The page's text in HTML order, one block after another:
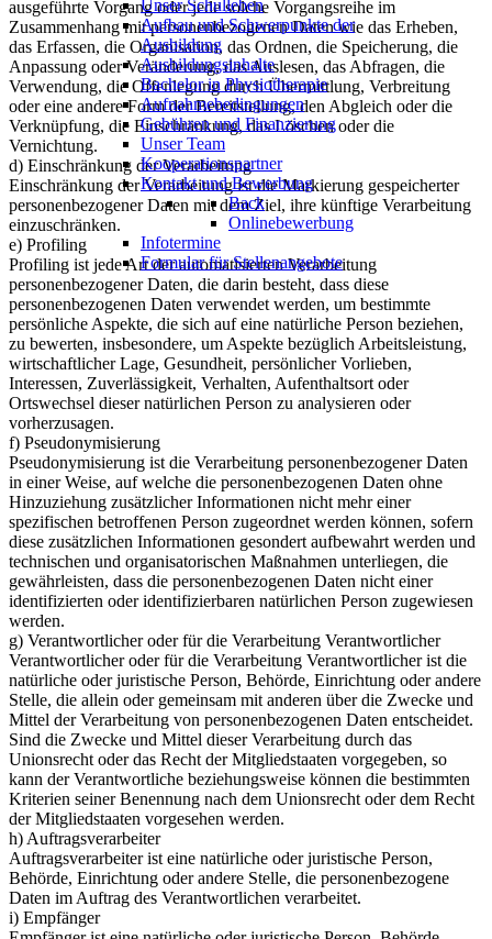
Unser Schulleben
Aufbau und Schwerpunkte der
Ausbildung
Ausbildungsinhalte
Bachelor in Physiotherapie
Aufnahmebedingungen
Gebühren und Finanzierung
Unser Team
Kooperationspartner
Kontakt und Bewerbung
Back
Onlinebewerbung
Infotermine
Formular für Stellenangebote
ausgeführte Vorgang oder jede solche Vorgangsreihe im
Zusammenhang mit personenbezogenen Daten wie das Erheben,
das Erfassen, die Organisation, das Ordnen, die Speicherung, die
Anpassung oder Veränderung, das Auslesen, das Abfragen, die
Verwendung, die Offenlegung durch Übermittlung, Verbreitung
oder eine andere Form der Bereitstellung, den Abgleich oder die
Verknüpfung, die Einschränkung, das Löschen oder die
Vernichtung.
d) Einschränkung der Verarbeitung
Einschränkung der Verarbeitung ist die Markierung gespeicherter
personenbezogener Daten mit dem Ziel, ihre künftige Verarbeitung
einzuschränken.
e) Profiling
Profiling ist jede Art der automatisierten Verarbeitung
personenbezogener Daten, die darin besteht, dass diese
personenbezogenen Daten verwendet werden, um bestimmte
persönliche Aspekte, die sich auf eine natürliche Person beziehen,
zu bewerten, insbesondere, um Aspekte bezüglich Arbeitsleistung,
wirtschaftlicher Lage, Gesundheit, persönlicher Vorlieben,
Interessen, Zuverlässigkeit, Verhalten, Aufenthaltsort oder
Ortswechsel dieser natürlichen Person zu analysieren oder
vorherzusagen.
f) Pseudonymisierung
Pseudonymisierung ist die Verarbeitung personenbezogener Daten
in einer Weise, auf welche die personenbezogenen Daten ohne
Hinzuziehung zusätzlicher Informationen nicht mehr einer
spezifischen betroffenen Person zugeordnet werden können, sofern
diese zusätzlichen Informationen gesondert aufbewahrt werden und
technischen und organisatorischen Maßnahmen unterliegen, die
gewährleisten, dass die personenbezogenen Daten nicht einer
identifizierten oder identifizierbaren natürlichen Person zugewiesen
werden.
g) Verantwortlicher oder für die Verarbeitung Verantwortlicher
Verantwortlicher oder für die Verarbeitung Verantwortlicher ist die
natürliche oder juristische Person, Behörde, Einrichtung oder andere
Stelle, die allein oder gemeinsam mit anderen über die Zwecke und
Mittel der Verarbeitung von personenbezogenen Daten entscheidet.
Sind die Zwecke und Mittel dieser Verarbeitung durch das
Unionsrecht oder das Recht der Mitgliedstaaten vorgegeben, so
kann der Verantwortliche beziehungsweise können die bestimmten
Kriterien seiner Benennung nach dem Unionsrecht oder dem Recht
der Mitgliedstaaten vorgesehen werden.
h) Auftragsverarbeiter
Auftragsverarbeiter ist eine natürliche oder juristische Person,
Behörde, Einrichtung oder andere Stelle, die personenbezogene
Daten im Auftrag des Verantwortlichen verarbeitet.
i) Empfänger